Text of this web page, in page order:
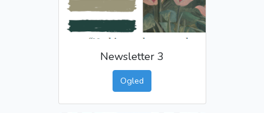
Newsletter 3
Ogled